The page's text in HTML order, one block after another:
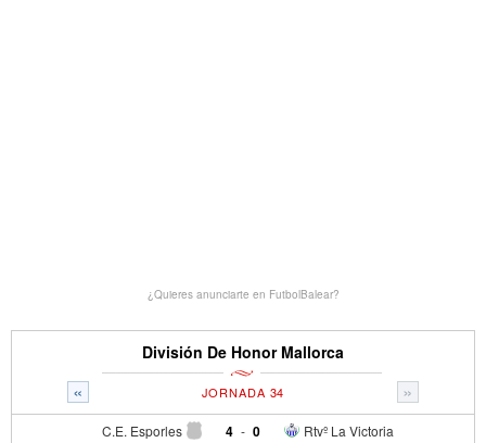
¿Quieres anunciarte en FutbolBalear?
División De Honor Mallorca
« »
JORNADA 34
C.E. Esporles 4 - Rtvº La Victoria
0